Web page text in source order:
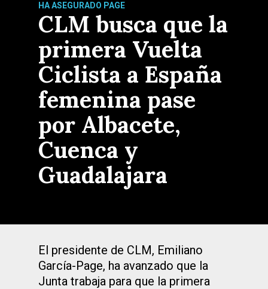
HA ASEGURADO PAGE
CLM busca que la
primera Vuelta
Ciclista a España
femenina pase
por Albacete,
Cuenca y
Guadalajara
El presidente de CLM, Emiliano
García-Page, ha avanzado que la
Junta trabaja para que la primera